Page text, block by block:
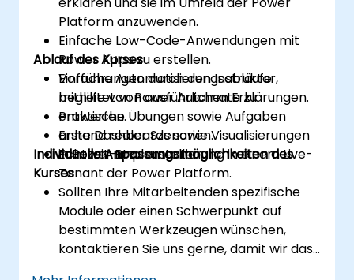
Platform anzuwenden.
Einfache Low-Code-Anwendungen mit
Power Apps zu erstellen.
Einfache Automatisierungsabläufe
mithilfe von Power Automate zu
entwerfen.
Erste Dashboards sowie Visualisierungen
in Power BI zu erstellen.
Ablauf des Kurses
Vorführungen durch den Instruktor,
begleitet von ausführlichen Erklärungen.
Praktische Übungen sowie Aufgaben
anhand realer Szenarien.
Echtzeit-Implementierung in einem Live-
Tenant der Power Platform.
Individuelle Anpassungsmöglichkeiten des
Kurses
Sollten Ihre Mitarbeitenden spezifische
Module oder einen Schwerpunkt auf
bestimmten Werkzeugen wünschen,
kontaktieren Sie uns gerne, damit wir das